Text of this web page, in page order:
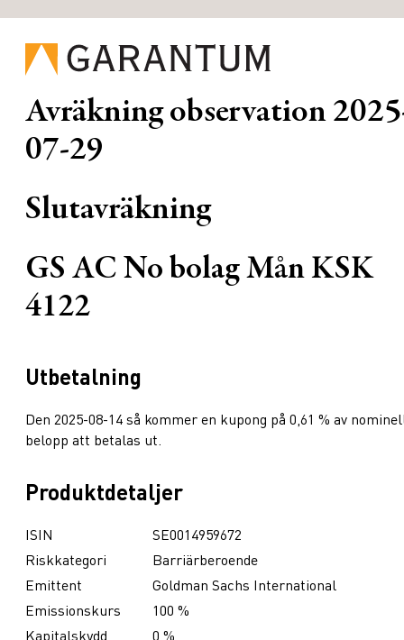
Avräkning observation
07-29
Slutavräkning
GS AC No bolag Mån KSK
4122
Utbetalning
Den 2025-08-14 så kommer en kupong på 0,61 % av
belopp att betalas ut.
Produktdetaljer
ISIN
SE0014959672
Riskkategori
Barriärberoende
Emittent
Goldman Sachs International
Emissionskurs
100 %
Kapitalskydd
0 %